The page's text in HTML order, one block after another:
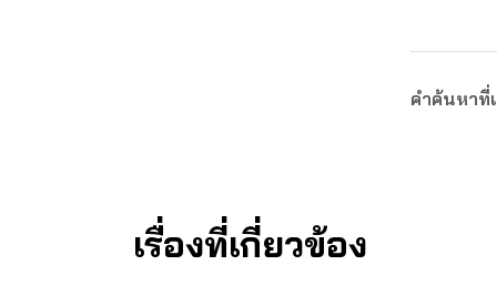
คำค้นหาที่
เรื่องที่เกี่ยวข้อง